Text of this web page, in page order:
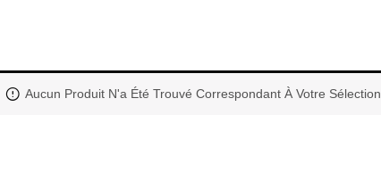
Aucun Produit N'a Été Trouvé Correspondant À Votre Sélection.